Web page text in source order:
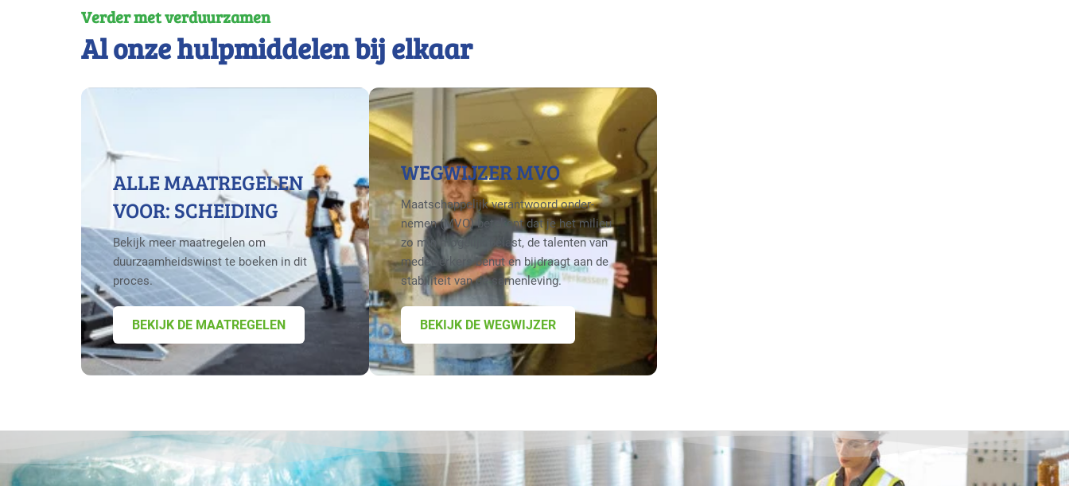
Verder met verduurzamen
Al onze hulpmiddelen bij elkaar
ALLE MAATREGELEN
VOOR: SCHEIDING
Bekijk meer maatregelen om
duurzaamheidswinst te boeken in dit
proces.
BEKIJK DE MAATREGELEN
WEGWIJZER MVO
Maatschappelijk verantwoord onder­
nemen (MVO) betekent dat je het milieu
zo min mogelijk belast, de talenten van
medewerkers benut en bijdraagt aan de
stabiliteit van de samenleving.
BEKIJK DE WEGWIJZER